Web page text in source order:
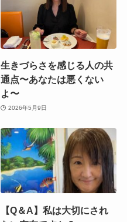
生きづらさを感じる人の共
通点〜あなたは悪くない
よ〜
2026年5月9日
【Q＆A】私は大切にされ